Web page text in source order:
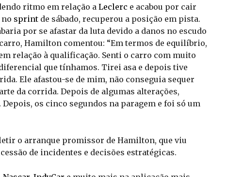
ritmo em relação a Leclerc e acabou por cair
sprint de sábado, recuperou a posição em pista.
por se afastar da luta devido a danos no escudo
Hamilton comentou: “Em termos de equilíbrio,
relação à qualificação. Senti o carro com muito
que tínhamos. Tirei asa e depois tive
Ele afastou-se de mim, não conseguia sequer
da corrida. Depois de algumas alterações,
Depois, os cinco segundos na paragem e foi só um
o arranque promissor de Hamilton, que viu
de incidentes e decisões estratégicas.